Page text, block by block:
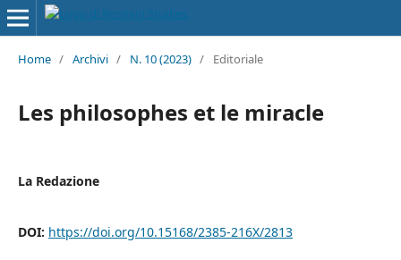
Home / Archivi / N. 10 (2023) / Editoriale
Les philosophes et le miracle
La Redazione
DOI: https://doi.org/10.15168/2385-216X/2813